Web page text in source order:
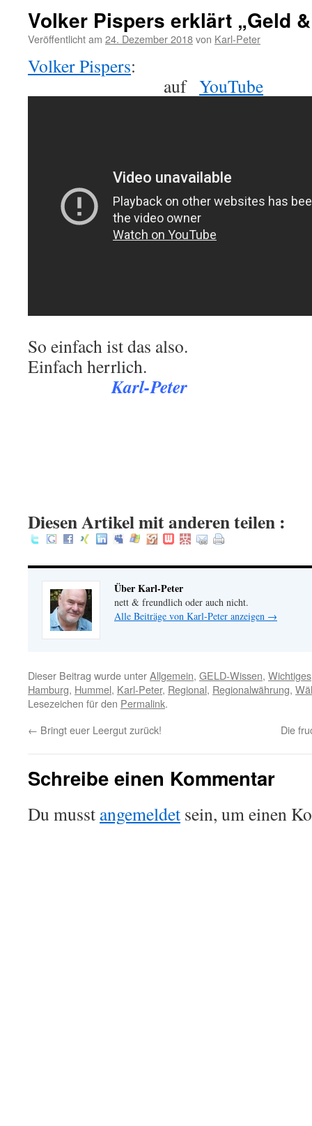
Volker Pispers erklärt „Geld
Veröffentlicht am 24. Dezember 2018von Karl-Peter
Volker Pispers
auf YouTube
So einfach ist das also.
Einfach herrlich.
Karl-Peter
Diesen Artikel mit anderen teilen :
Über Karl-Peter
nett & freundlich oder auch nicht.
Alle Beiträge von Karl-Peter anzeigen →
Dieser Beitrag wurde unterAllgemein, GELD-Wissen, Wichtiges
Hamburg, Hummel, Karl-Peter, Regional, Regionalwährung,
Lesezeichen für den Permalink.
← Bringt euer Leergut zurück! Die
Schreibe einen Kommentar
Du musst angemeldet sein, um einen